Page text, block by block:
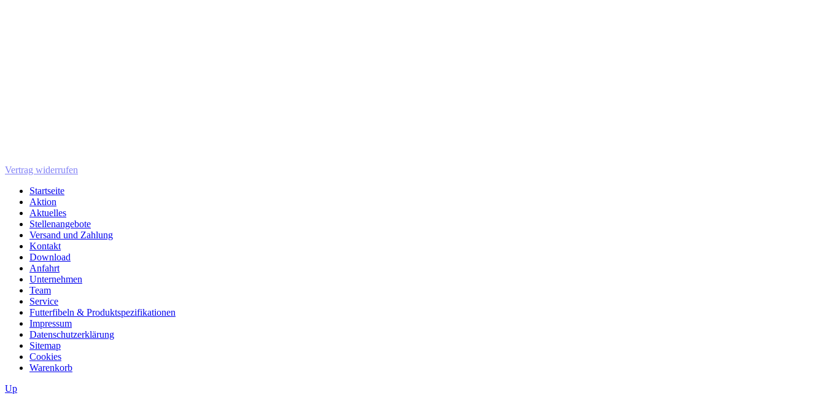
Vertrag widerrufen
Startseite
Aktion
Aktuelles
Stellenangebote
Versand und Zahlung
Kontakt
Download
Anfahrt
Unternehmen
Team
Service
Futterfibeln & Produktspezifikationen
Impressum
Datenschutzerklärung
Sitemap
Cookies
Warenkorb
Up